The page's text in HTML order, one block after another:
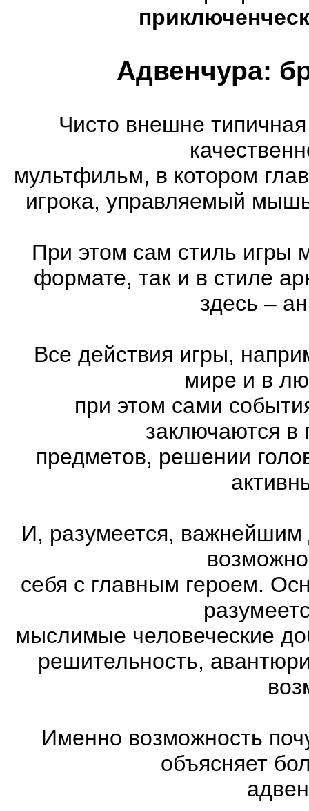
Адвенчура:
Чисто внешне
мультфильм, в котором
игрока, управляемый
При этом сам стиль игры
формате, так и в стиле
здесь –
Все действия игры,
мире и в
при этом сами
заключаются в
предметов, решении
И, разумеется, важнейшим
себя с главным героем.
мыслимые человеческие
решительность,
Именно возможность
объясняет